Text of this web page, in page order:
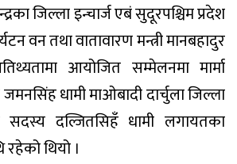
जिल्ला इन्चार्ज एबं सुदूरपश्चिम प्रदेश
वन तथा वातावारण मन्त्री मानबहादुर
आयोजित सम्मेलनमा मार्मा
धामी माओबादी दार्चुला जिल्ला
सदस्य दल्जितसिहँ धामी लगायतका
थियो ।